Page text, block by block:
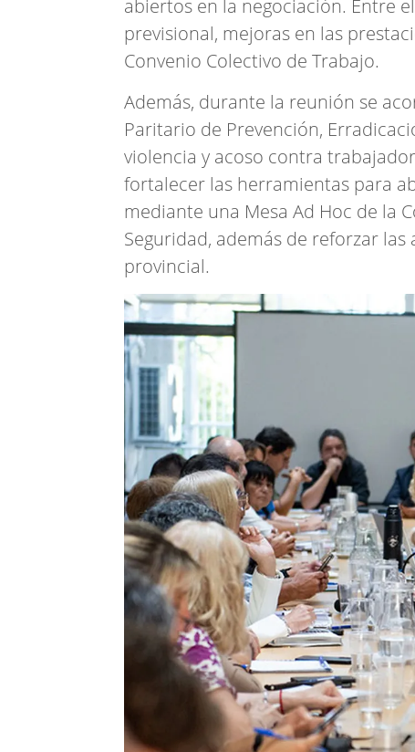
abiertos en la negociación. Entre
previsional, mejoras en las
Convenio Colectivo de Trabajo.
Además, durante la reunión se
Paritario de Prevención,
violencia y acoso contra
fortalecer las herramientas para
mediante una Mesa Ad Hoc de la
Seguridad, además de reforzar
provincial.